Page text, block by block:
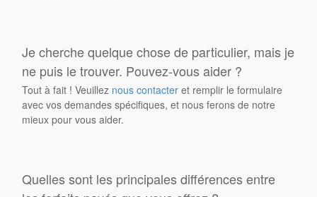
Je cherche quelque chose de particulier, mais je
ne puis le trouver. Pouvez-vous aider ?
Tout à fait ! Veuillez nous contacter et remplir le formulaire
avec vos demandes spécifiques, et nous ferons de notre
mieux pour vous aider.
Quelles sont les principales différences entre